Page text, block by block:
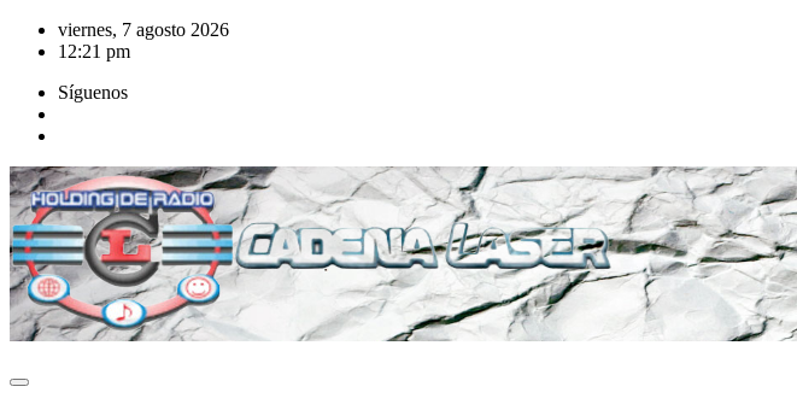
Saltar
viernes, 7 agosto 2026
12:21 pm
Síguenos